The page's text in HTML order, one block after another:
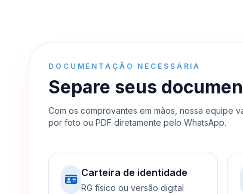
DOCUMENTAÇÃO NECESSÁRIA
Separe seus
Com os comprovantes em mãos, nossa equipe
por foto ou PDF diretamente pelo WhatsApp.
Carteira de identidade
RG físico ou versão digital